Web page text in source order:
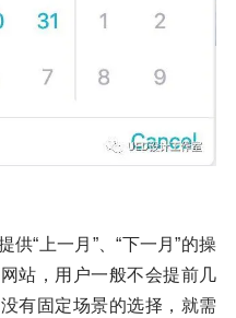
“上一月”、“下一月”的操
站，用户一般不会提前几
有固定场景的选择，就需